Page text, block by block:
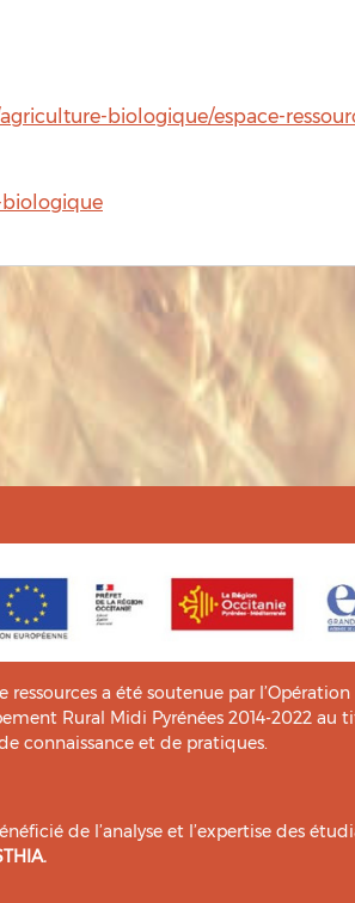
biologique/espace-
biologique
a été soutenue par l’Opération
Rural Midi Pyrénées 2014-2022 au
connaissance et de pratiques.
de l’analyse et l’expertise des
.